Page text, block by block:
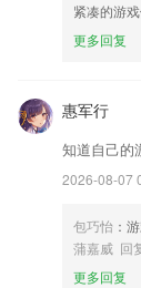
紧凑的游
更多回复
惠军行
知道自己的
2026-08-07
包巧怡 ：
蒲嘉威 回
更多回复